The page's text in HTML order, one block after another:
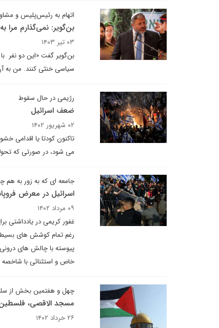
اتهام به رئیس‌پلیس و
بن‌گویر: نمی‌گذارم مرا
۰۳ تیر ۱۴۰۳
بن‌گویر گفت «این دو نفر
سیاسی خنثی کنند. من به
رژیمی در حال سقوط
ضعف اسرائیل
۰۲ شهریور ۱۴۰۲
تاکنون کودتا یا اقدامی
می شود، در صورتی که
جامعه ای که به زور به
اسرائیل در معرض
۰۹ مرداد ۱۴۰۲
رغم تمام کوشش های بسیط
پیوسته با چالش های
خاص و استثنائی با
چهل و هفتمین بخش از
مسجد الاقصی،
۲۶ خرداد ۱۴۰۲